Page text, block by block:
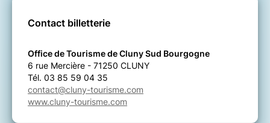
Contact billetterie
Office de Tourisme de Cluny Sud Bourgogne
6 rue Mercière - 71250 CLUNY
Tél. 03 85 59 04 35
contact@cluny-tourisme.com
www.cluny-tourisme.com